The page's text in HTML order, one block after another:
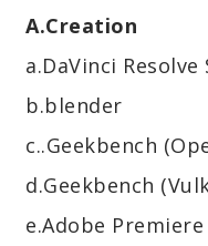
A.Creation
a.DaVinci
b.blender
c..Geekbench
d.Geekbench
e.Adobe